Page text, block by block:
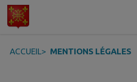
Contenu
ACCUEIL> MENTIONS LÉGALES